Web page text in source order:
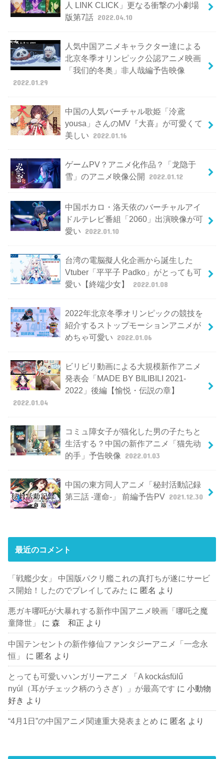
人 LINK CLICK」更なる衝撃の小劇場
版第7話 2022.04.10
人気中国アニメキャラクター達による
北京冬季オリンピック公認アニメ映画
「我们的冬奥」非人哉編予告映像
2022.01.29
中国の人気バーチャル歌姫「泠鳶
yousa」さんのMV『大喜』が可愛くて
美しい 2022.01.16
ゲームPV？アニメ化作品？「龙隐于
雪」のアニメ映像公開 2022.01.12
中国ボカロ・洛天依のバーチャルアイ
ドルテレビ番組「2060」出演映像が可
愛い 2022.01.10
台湾の電脳擬人化企画から誕生した
Vtuber「平平子 Padko」がとっても可
愛い【終端少女】
2022.01.08
2022年北京冬季オリンピックの競技を
紹介するストップモーションアニメが
めちゃ可愛い 2022.01.06
ビリビリ動画による大規模新作アニメ
発表会「MADE BY BILIBILI 2021-
2022」後編【愉悦・伝説の章】
2022.01.04
コミュ障女子が猫化した男の子たちと
生活する？中国の新作アニメ「猫先动
的手」予告映像
2022.01.03
中国の東方同人アニメ「秘封活動記録
第三話 -運命-」 前編予告PV 2021.12.30
最近のコメント
「戦艦少女」 中国版パクリ艦これの真打ちが遂にサービ
ス開始！したのでプレイしてみた に 匿名 より
悪ガキ哪吒が大暴れする新作中国アニメ映画「哪吒之魔
童降世」
に森 和正 より
中国テンセントの新作修仙ファンタジーアニメ「一念永
恒」
に 匿名 より
とっても可愛いハンガリーアニメ 「A kockásfülű
nyúl（耳がチェック柄のうさぎ）」が最高です に小動物
好き より
“4月1日”の中国アニメ関連重大発表まとめ に 匿名 より